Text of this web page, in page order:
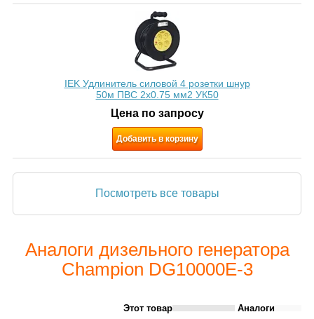
IEK Удлинитель силовой 4 розетки шнур
50м ПВС 2х0.75 мм2 УК50
Цена по запросу
Добавить в корзину
Посмотреть все товары
Аналоги дизельного генератора
Champion DG10000E-3
Этот товар Аналоги